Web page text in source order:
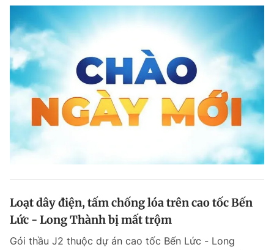
Loạt dây điện, tấm chống lóa trên cao tốc Bến
Lức - Long Thành bị mất trộm
Gói thầu J2 thuộc dự án cao tốc Bến Lức - Long